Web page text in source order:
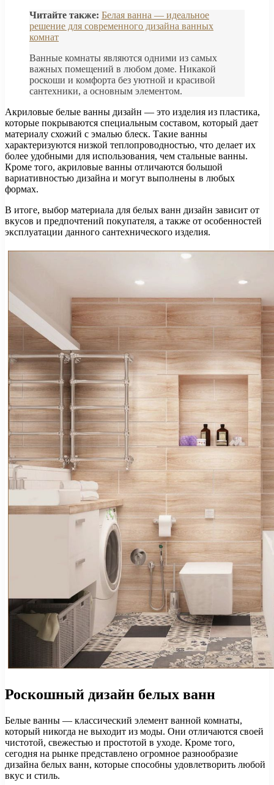
Читайте также: Белая ванна — идеальное
решение для современного дизайна ванных
комнат
Ванные комнаты являются одними из самых
важных помещений в любом доме. Никакой
роскоши и комфорта без уютной и красивой
сантехники, а основным элементом.
Акриловые белые ванны дизайн — это изделия из пластика,
которые покрываются специальным составом, который дает
материалу схожий с эмалью блеск. Такие ванны
характеризуются низкой теплопроводностью, что делает их
более удобными для использования, чем стальные ванны.
Кроме того, акриловые ванны отличаются большой
вариативностью дизайна и могут выполнены в любых
формах.
В итоге, выбор материала для белых ванн дизайн зависит от
вкусов и предпочтений покупателя, а также от особенностей
эксплуатации данного сантехнического изделия.
Роскошный дизайн белых ванн
Белые ванны — классический элемент ванной комнаты,
который никогда не выходит из моды. Они отличаются своей
чистотой, свежестью и простотой в уходе. Кроме того,
сегодня на рынке представлено огромное разнообразие
дизайна белых ванн, которые способны удовлетворить любой
вкус и стиль.